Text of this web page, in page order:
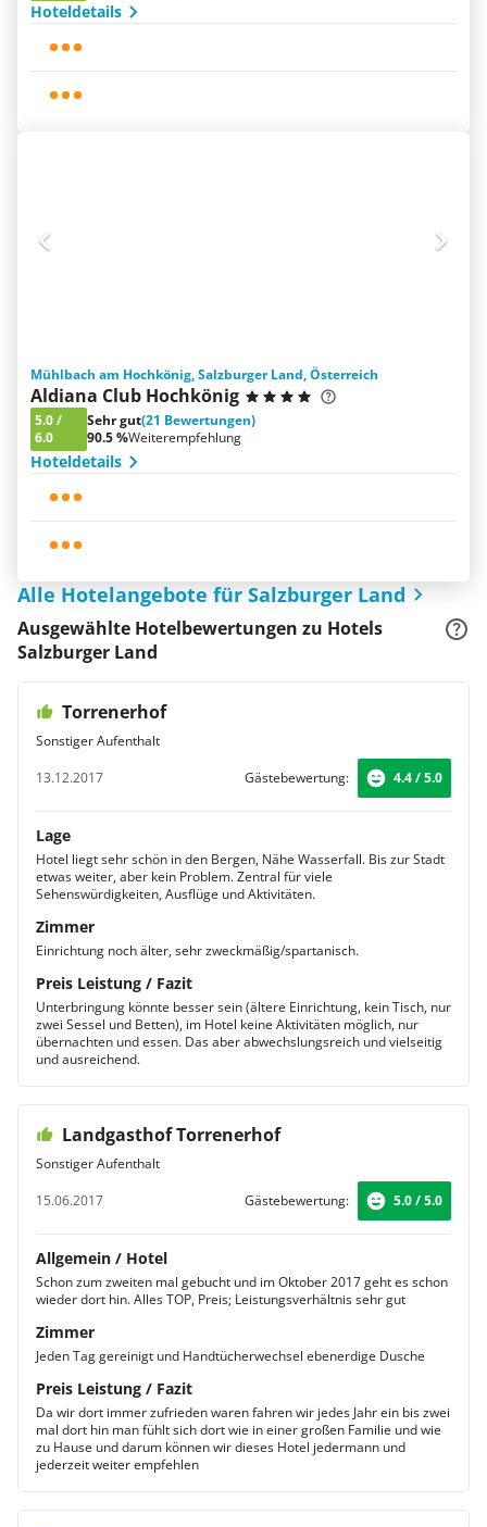
Hoteldetails
Mühlbach am Hochkönig, Salzburger Land, Österreich
Aldiana Club Hochkönig
5.0/
6.0
Sehr gut(21 Bewertungen)
90.5 %Weiterempfehlung
Hoteldetails
Alle Hotelangebote für Salzburger Land
Ausgewählte Hotelbewertungen zu Hotels
Salzburger Land
Torrenerhof
Sonstiger Aufenthalt
13.12.2017
Gästebewertung: 4.4 / 5.0
Lage
Hotel liegt sehr schön in den Bergen, Nähe Wasserfall. Bis zur Stadt
etwas weiter, aber kein Problem. Zentral für viele
Sehenswürdigkeiten, Ausflüge und Aktivitäten.
Zimmer
Einrichtung noch älter, sehr zweckmäßig/spartanisch.
Preis Leistung / Fazit
Unterbringung könnte besser sein (ältere Einrichtung, kein Tisch, nur
zwei Sessel und Betten), im Hotel keine Aktivitäten möglich, nur
übernachten und essen. Das aber abwechslungsreich und vielseitig
und ausreichend.
Landgasthof Torrenerhof
Sonstiger Aufenthalt
15.06.2017
Gästebewertung: 5.0 / 5.0
Allgemein / Hotel
Schon zum zweiten mal gebucht und im Oktober 2017 geht es schon
wieder dort hin. Alles TOP, Preis; Leistungsverhältnis sehr gut
Zimmer
Jeden Tag gereinigt und Handtücherwechsel ebenerdige Dusche
Preis Leistung / Fazit
Da wir dort immer zufrieden waren fahren wir jedes Jahr ein bis zwei
mal dort hin man fühlt sich dort wie in einer großen Familie und wie
zu Hause und darum können wir dieses Hotel jedermann und
jederzeit weiter empfehlen